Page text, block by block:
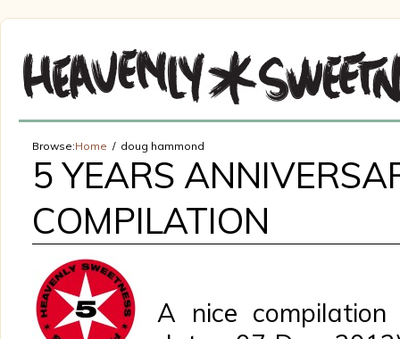
Browse:Home doug hammond
5 YEARS
COMPILATION
A nice